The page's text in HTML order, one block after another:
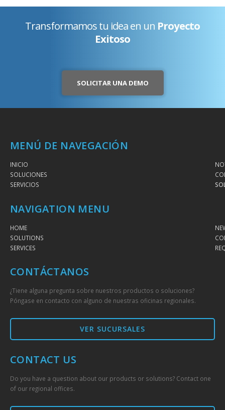
Transformamos tu idea en un Proyecto
Exitoso
SOLICITAR UNA DEMO
MENÚ DE NAVEGACIÓN
INICIO
SOLUCIONES
SERVICIOS
NAVIGATION MENU
HOME
SOLUTIONS
SERVICES
CONTÁCTANOS
¿Tiene alguna pregunta sobre nuestros productos o soluciones?
Póngase en contacto con alguno de nuestras oficinas regionales.
VER SUCURSALES
CONTACT US
Do you have a question about our products or solutions? Contact one
of our regional offices.